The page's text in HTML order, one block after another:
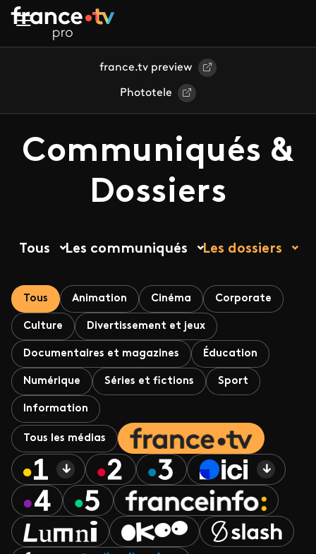
Aller au contenu principal
france.tv preview
Phototele
Communiqués &
Dossiers
Tous Les communiqués Les dossiers
Tous Animation Cinéma Corporate
Culture Divertissement et jeux
Documentaires et magazines Éducation
Numérique Séries et fictions Sport
Information
Tous les médias